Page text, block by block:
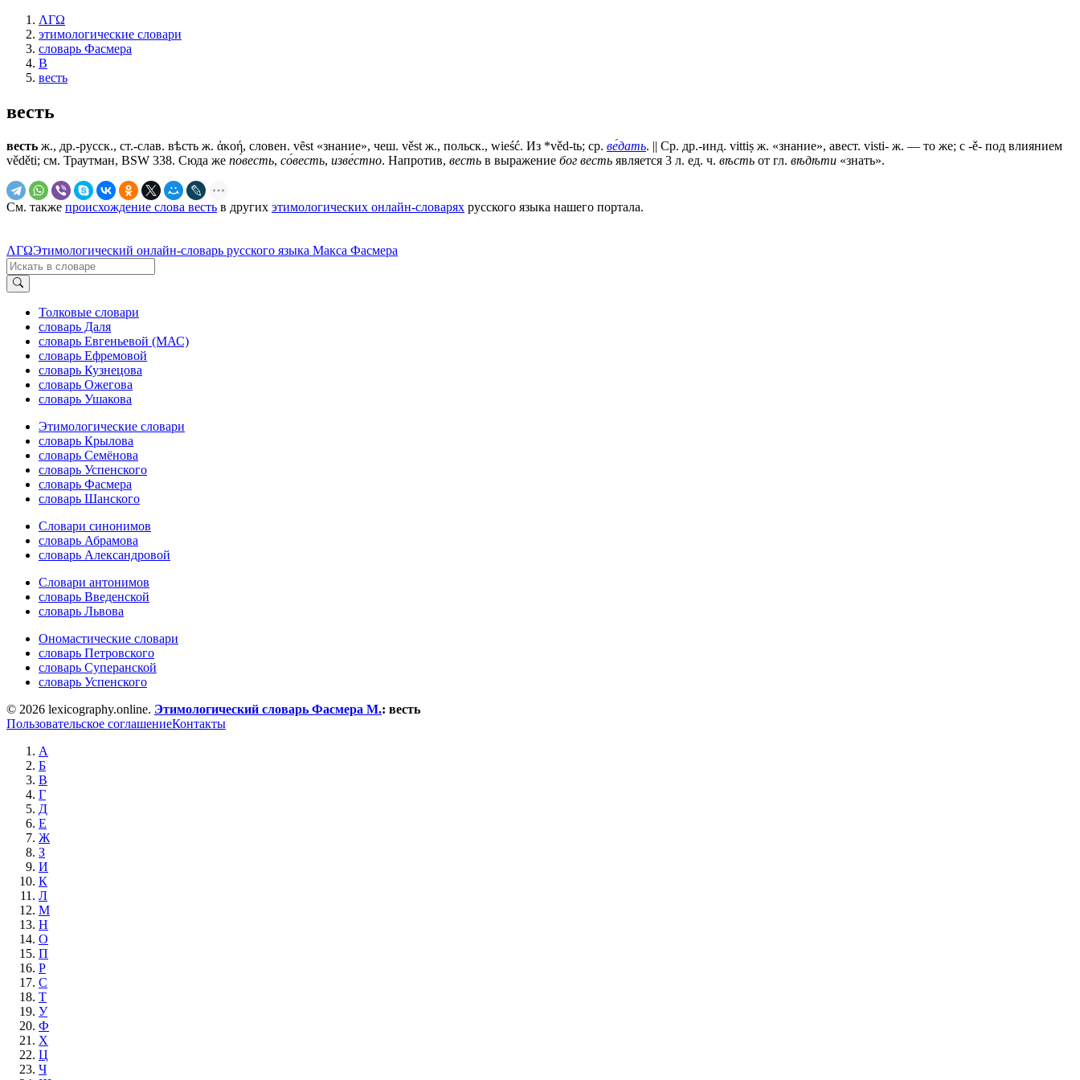
ΛΓΩ
этимологические словари
словарь Фасмера
В
весть
весть
весть ж., др.-русск., ст.-слав. вѣсть ж. ἀκοή, словен. vȇst «знание», чеш. věst ж., польск., wieść. Из *věd-tь; ср. ве́дать. || Ср. др.-инд. vittiṣ ж. «знание», авест. visti- ж. — то же; с -ě- под влиянием
věděti; см. Траутман, BSW 338. Сюда же по́весть, со́весть, изве́стно. Напротив, весть в выражение бог весть является 3 л. ед. ч. вѣсть от гл. вѣдѣти «знать».
См. также происхождение слова весть в других этимологических онлайн-словарях русского языка нашего портала.
ΛΓΩЭтимологический онлайн-словарь русского языка Макса Фасмера
Толковые словари
словарь Даля
словарь Евгеньевой (МАС)
словарь Ефремовой
словарь Кузнецова
словарь Ожегова
словарь Ушакова
Этимологические словари
словарь Крылова
словарь Семёнова
словарь Успенского
словарь Фасмера
словарь Шанского
Словари синонимов
словарь Абрамова
словарь Александровой
Словари антонимов
словарь Введенской
словарь Львова
Ономастические словари
словарь Петровского
словарь Суперанской
словарь Успенского
© 2026 lexicography.online. Этимологический словарь Фасмера М.: весть
Пользовательское соглашениеКонтакты
А
Б
В
Г
Д
Е
Ж
З
И
К
Л
М
Н
О
П
Р
С
Т
У
Ф
Х
Ц
Ч